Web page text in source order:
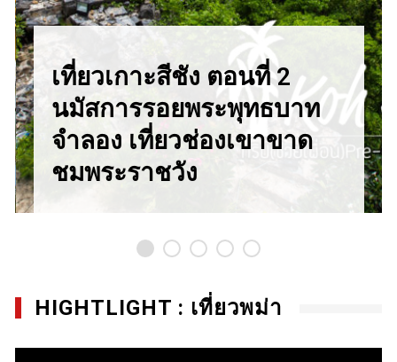
เที่ยวเกาะสีชัง ตอนที่ 2
นมัสการรอยพระพุทธบาท
จำลอง เที่ยวช่องเขาขาด
ชมพระราชวัง
HIGHTLIGHT : เที่ยวพม่า